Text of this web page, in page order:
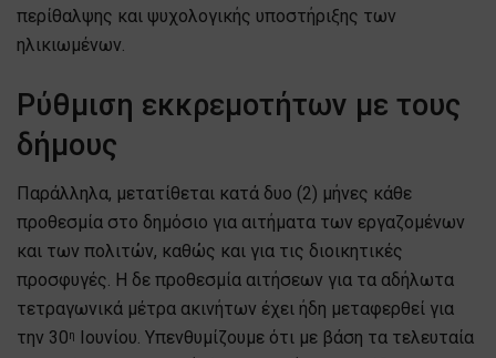
περίθαλψης και ψυχολογικής υποστήριξης των
ηλικιωμένων.
Ρύθμιση εκκρεμοτήτων με τους
δήμους
Παράλληλα, μετατίθεται κατά δυο (2) μήνες κάθε
προθεσμία στο δημόσιο για αιτήματα των εργαζομένων
και των πολιτών, καθώς και για τις διοικητικές
προσφυγές. Η δε προθεσμία αιτήσεων για τα αδήλωτα
τετραγωνικά μέτρα ακινήτων έχει ήδη μεταφερθεί για
την 30η
Ιουνίου. Υπενθυμίζουμε ότι με βάση τα τελευταία